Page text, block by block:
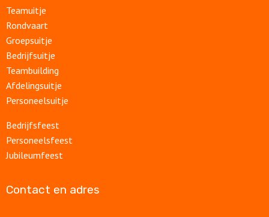
Teamuitje
Rondvaart
Groepsuitje
Bedrijfsuitje
Teambuilding
Afdelingsuitje
Personeelsuitje
Bedrijfsfeest
Personeelsfeest
Jubileumfeest
Contact en adres